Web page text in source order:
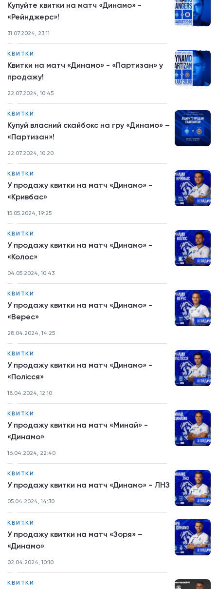
Купуйте квитки на матч «Динамо» -
«Рейнджерс»!
31.07.2024, 23:11
КВИТКИ
Квитки на матч «Динамо» - «Партизан» у
продажу!
22.07.2024, 10:45
КВИТКИ
Купуй власний скайбокс на гру «Динамо» –
«Партизан»!
22.07.2024, 10:20
КВИТКИ
У продажу квитки на матч «Динамо» -
«Кривбас»
15.05.2024, 19:25
КВИТКИ
У продажу квитки на матч «Динамо» -
«Колос»
04.05.2024, 10:43
КВИТКИ
У продажу квитки на матч «Динамо» -
«Верес»
28.04.2024, 14:25
КВИТКИ
У продажу квитки на матч «Динамо» -
«Полісся»
18.04.2024, 12:10
КВИТКИ
У продажу квитки на матч «Минай» -
«Динамо»
16.04.2024, 22:40
КВИТКИ
У продажу квитки на матч «Динамо» - ЛНЗ
05.04.2024, 14:30
КВИТКИ
У продажу квитки на матч «Зоря» –
«Динамо»
02.04.2024, 10:10
КВИТКИ